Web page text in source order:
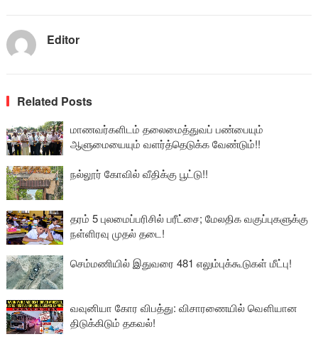
Editor
Related Posts
மாணவர்களிடம் தலைமைத்துவப் பண்பையும்
ஆளுமையையும் வளர்த்தெடுக்க வேண்டும்!!
நல்லூர் கோவில் வீதிக்கு பூட்டு!!
தரம் 5 புலமைப்பரிசில் பரீட்சை; மேலதிக வகுப்புகளுக்கு
நள்ளிரவு முதல் தடை!
செம்மணியில் இதுவரை 481 எலும்புக்கூடுகள் மீட்பு!
வவுனியா கோர விபத்து: விசாரணையில் வௌியான
திடுக்கிடும் தகவல்!